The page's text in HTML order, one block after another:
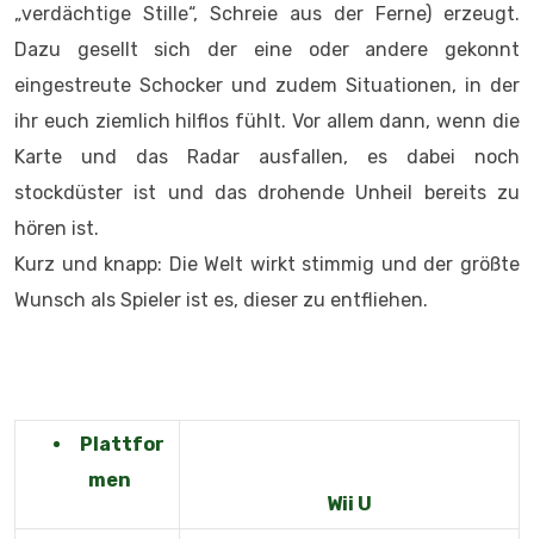
„verdächtige Stille“, Schreie aus der Ferne) erzeugt.
Dazu gesellt sich der eine oder andere gekonnt
eingestreute Schocker und zudem Situationen, in der
ihr euch ziemlich hilflos fühlt. Vor allem dann, wenn die
Karte und das Radar ausfallen, es dabei noch
stockdüster ist und das drohende Unheil bereits zu
hören ist.
Kurz und knapp: Die Welt wirkt stimmig und der größte
Wunsch als Spieler ist es, dieser zu entfliehen.
Plattfor
men
Wii U